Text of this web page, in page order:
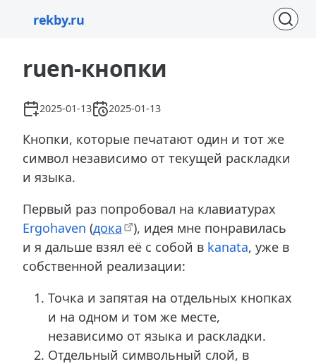
rekby.ru
ruen-кнопки
2025-01-13 2025-01-13
Кнопки, которые печатают один и тот же
символ независимо от текущей раскладки
и языка.
Первый раз попробовал на клавиатурах
Ergohaven (дока
), идея мне понравилась
и я дальше взял её с собой в kanata, уже в
собственной реализации:
Точка и запятая на отдельных кнопках
и на одном и том же месте,
независимо от языка и раскладки.
Отдельный символьный слой, в